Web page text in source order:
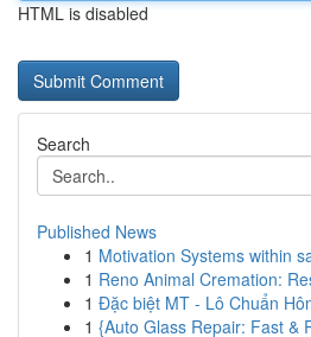
HTML is disabled
Search
Published News
1 Motivation Systems within
1 Reno Animal Cremation:
1 Đặc biệt MT - Lô Chuẩn
1 {Auto Glass Repair: Fast &